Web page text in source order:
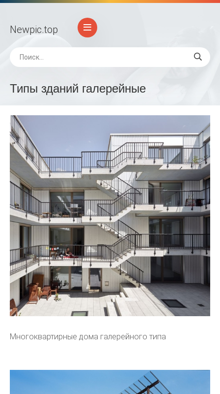
Newpic.top
Типы зданий галерейные
Многоквартирные дома галерейного типа